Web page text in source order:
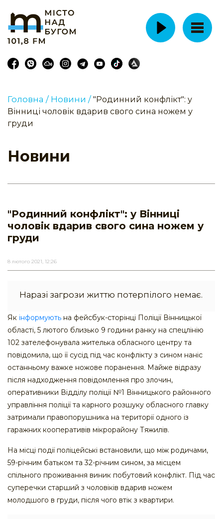
Головна / Новини / "Родинний конфлікт": у
Вінниці чоловік вдарив свого сина ножем у
груди
Новини
"Родинний конфлікт": у Вінниці
чоловік вдарив свого сина ножем у
груди
8 лютого 2021, 12:26
Наразі загрози життю потерпілого немає.
Як інформують на фейсбук-сторінці Поліції Вінницької
області, 5 лютого близько 9 години ранку на спецлінію
102 зателефонувала жителька обласного центру та
повідомила, що її сусід під час конфлікту з сином наніс
останньому важке ножове поранення. Майже відразу
після надходження повідомлення про злочин,
оперативники Відділу поліції №1 Вінницького районного
управління поліції та карного розшуку обласного главку
затримали правопорушника на території одного із
гаражних кооперативів мікрорайону Тяжилів.
На місці події поліцейські встановили, що між родичами,
59-річним батьком та 32-річним сином, за місцем
спільного проживання виник побутовий конфлікт. Під час
суперечки старший з чоловіків вдарив ножем
молодшого в груди, після чого втік з квартири.